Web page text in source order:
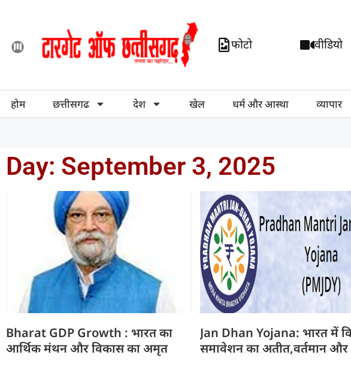
फोटो वीडियो
होम छत्तीसगढ देश खेल धर्म और आस्था व्यापार
Day: September 3, 2025
Bharat GDP Growth : भारत का
आर्थिक मंथन और विकास का अमृत
Jan Dhan Yojana: भारत में
समावेशन का अतीत,वर्तमान और